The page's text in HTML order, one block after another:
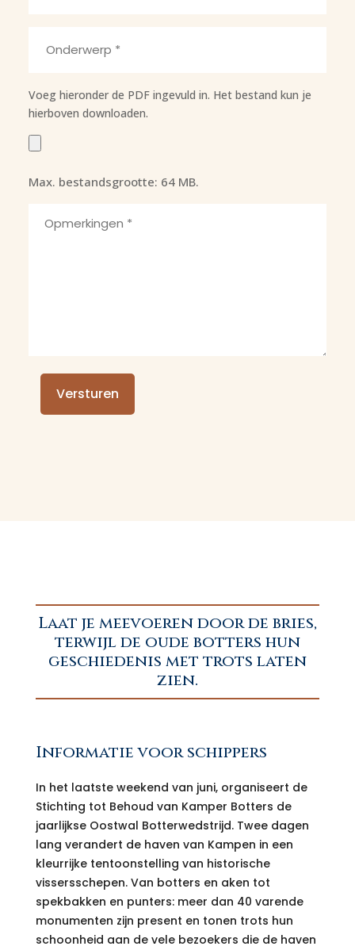
Voeg hieronder de PDF ingevuld in. Het bestand kun je
hierboven downloaden.
Bestand
Max. bestandsgrootte: 64 MB.
Laat je meevoeren door de bries,
terwijl de oude botters hun
geschiedenis met trots laten
zien.
Informatie voor schippers
In het laatste weekend van juni, organiseert de
Stichting tot Behoud van Kamper Botters de
jaarlijkse Oostwal Botterwedstrijd. Twee dagen
lang verandert de haven van Kampen in een
kleurrijke tentoonstelling van historische
vissersschepen. Van botters en aken tot
spekbakken en punters: meer dan 40 varende
monumenten zijn present en tonen trots hun
schoonheid aan de vele bezoekers die de haven